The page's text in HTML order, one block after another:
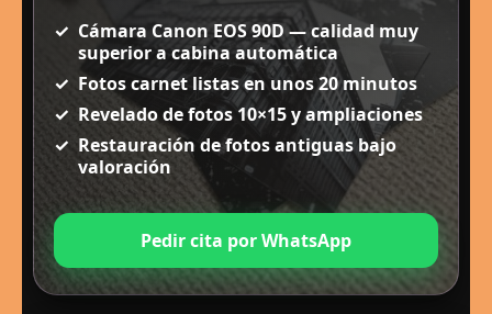
✓ Cámara Canon EOS 90D — calidad muy
superior a cabina automática
✓ Fotos carnet listas en unos 20 minutos
✓ Revelado de fotos 10×15 y ampliaciones
✓ Restauración de fotos antiguas bajo
valoración
Pedir cita por WhatsApp